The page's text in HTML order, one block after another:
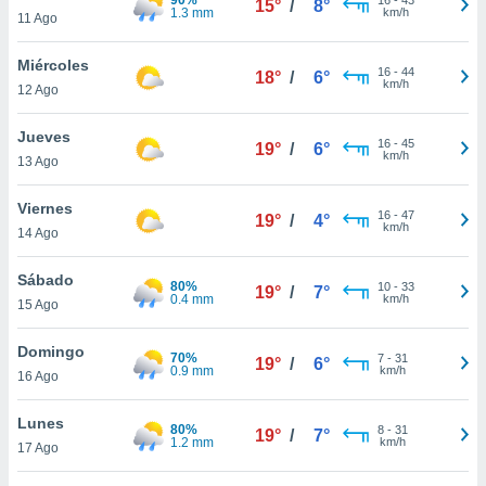
más
nuestra
y
de
disponible
cookies
aceptar
11 Ago
1.3 mm
15° / 8°
km/h
Miércoles
12 Ago
18° / 6° 16- 44
km/h
Jueves
13 Ago
19° / 6° 16- 45
km/h
Viernes
14 Ago
19° / 4° 16- 47
km/h
Sábado
15 Ago
80%
0.4 mm
19° / 7° 10- 33
km/h
Domingo
16 Ago
70%
0.9 mm
19° / 6° 7- 31
km/h
Lunes
17 Ago
80%
1.2 mm
19° / 7° 8- 31
km/h